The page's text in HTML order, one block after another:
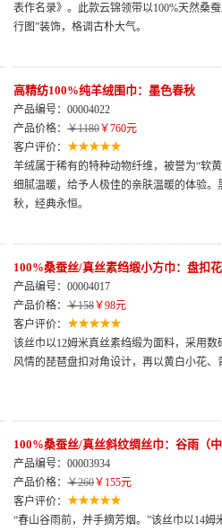
表作名录》。此款云锦领带以100%天然桑
行图”装饰，格调古朴大气。
高精纺100%纯羊绒围巾：墨色春秋
产品编号：00004022
产品价格： ￥1180￥760元
客户评价：
羊绒属于稀有的特种动物纤维，被誉为“软
细腻温暖，给予人极佳的亲肤温暖的体验
秋，经典永恒。
100%桑蚕丝/真丝素绉缎小方巾：盘扣
产品编号：00004017
产品价格： ￥158￥98元
客户评价：
该丝巾以12姆米真丝素绉缎为面料，采用
风情的琵琶盘扣对角设计，再以黄白小花、
100%桑蚕丝/真丝斜纹绸丝巾：谷雨（中
产品编号：00003934
产品价格： ￥260￥155元
客户评价：
“春山谷雨前，并手摘芳烟。”该丝巾以14